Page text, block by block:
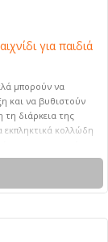
για παιδιά
μπορούν να
και να βυθιστούν
τη διάρκεια της
κολλώδη
65 x 235 x 22 mm